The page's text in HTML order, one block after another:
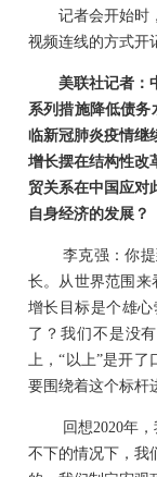
记者会开始时
视频连线的方式开
美联社记者：
系列措施降低债务
临新冠肺炎疫情继
增长摆在结构性改
贸关系在中国应对
自身经济的发展？
李克强：你
长。从世界范围来
增长目标是个雄
了？我们不是没
上，“以上”是开
要围绕着这个标杆
回想2020年
不下的情况下，我